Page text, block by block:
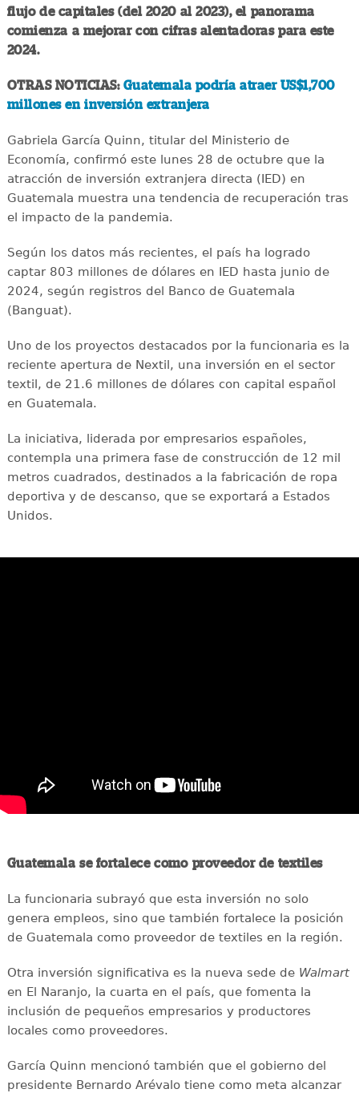
flujo de capitales (del 2020 al 2023), el panorama
comienza a mejorar con cifras alentadoras para este
2024.
OTRAS NOTICIAS: Guatemala podría atraer US$1,700
millones en inversión extranjera
Gabriela García Quinn, titular del Ministerio de
Economía, confirmó este lunes 28 de octubre que la
atracción de inversión extranjera directa (IED) en
Guatemala muestra una tendencia de recuperación tras
el impacto de la pandemia.
Según los datos más recientes, el país ha logrado
captar 803 millones de dólares en IED hasta junio de
2024, según registros del Banco de Guatemala
(Banguat).
Uno de los proyectos destacados por la funcionaria es la
reciente apertura de Nextil, una inversión en el sector
textil, de 21.6 millones de dólares con capital español
en Guatemala.
La iniciativa, liderada por empresarios españoles,
contempla una primera fase de construcción de 12 mil
metros cuadrados, destinados a la fabricación de ropa
deportiva y de descanso, que se exportará a Estados
Unidos.
Guatemala se fortalece como proveedor de textiles
La funcionaria subrayó que esta inversión no solo
genera empleos, sino que también fortalece la posición
de Guatemala como proveedor de textiles en la región.
Otra inversión significativa es la nueva sede de Walmart
en El Naranjo, la cuarta en el país, que fomenta la
inclusión de pequeños empresarios y productores
locales como proveedores.
García Quinn mencionó también que el gobierno del
presidente Bernardo Arévalo tiene como meta alcanzar